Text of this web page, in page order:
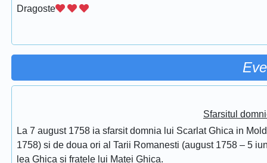
Dragoste
Sfarsitul
La 7 august 1758 ia sfarsit domnia lui Scarlat Ghica in
1758) si de doua ori al Tarii Romanesti (august 1758 – 5
lea Ghica si fratele lui Matei Ghica.